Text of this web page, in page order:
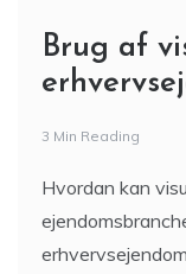
Brug af
3 Min Reading
Hvordan kan